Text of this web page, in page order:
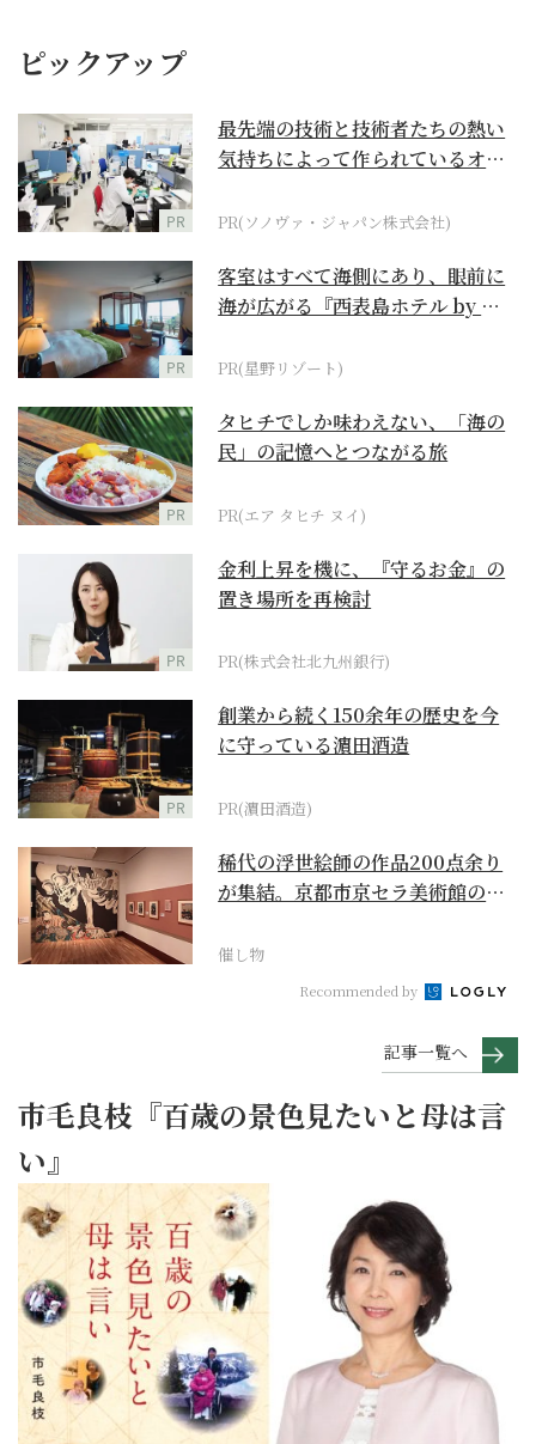
ピックアップ
PR
最先端の技術と技術者たちの熱い
気持ちによって作られているオー
PR(ソノヴァ・ジャパン株式会社)
PR
客室はすべて海側にあり、眼前に
海が広がる『西表島ホテル by 星
PR(星野リゾート)
PR
タヒチでしか味わえない、「海の
民」の記憶へとつながる旅
PR(エア タヒチ ヌイ)
PR
金利上昇を機に、『守るお金』の
置き場所を再検討
PR(株式会社北九州銀行)
PR
創業から続く150余年の歴史を今
に守っている濵田酒造
PR(濵田酒造)
稀代の浮世絵師の作品200点余り
が集結。京都市京セラ美術館の
催し物
Recommended by
記事一覧へ
市毛良枝『百歳の景色見たいと母は言
い』